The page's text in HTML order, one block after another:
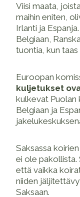
Viisi maata,
maihin eniten,
Irlanti ja
Belgiaan,
tuontia, kun taas
Euroopan
kuljetukset
kulkevat Puolan
Belgiaan ja
Saksassa
ei ole pakollista.
että vaikka
niiden
Saksaan.